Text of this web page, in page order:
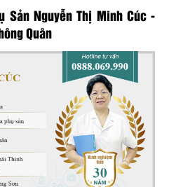
Sản Nguyễn Thị Minh Cúc -
Quân